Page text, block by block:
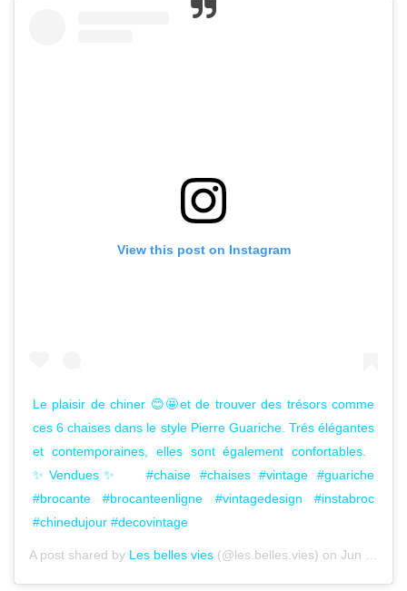
View this post on Instagram
Le plaisir de chiner 😊🤩et de trouver des trésors comme
ces 6 chaises dans le style Pierre Guariche.⁠ ⁠Trés élégantes
et contemporaines, elles sont également confortables.⁠ ⁠
✨Vendues✨⁠ ⁠ ⁠ #chaise #chaises #vintage #guariche
#brocante #brocanteenligne #vintagedesign #instabroc
#chinedujour #decovintage
A post shared by Les belles vies (@les.belles.vies) on Jun 8, 2020 at 8:59am PDT